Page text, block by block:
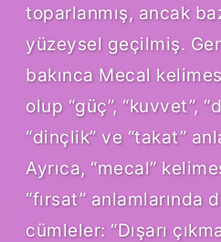
toparlanmış, ancak
yüzeysel geçilmiş.
bakınca Mecal
olup “güç”, “kuvvet”,
“dinçlik” ve “takat”
Ayrıca, “mecal”
“fırsat” anlamlarında
cümleler: “Dışarı